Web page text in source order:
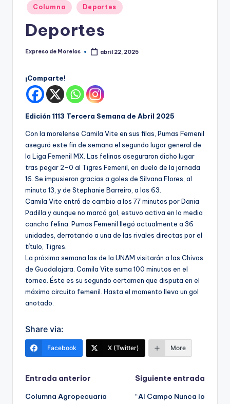
el
Publicado
en
Columna Deportes
Deportes
Publicado
Expreso de Morelos abril 22, 2025
¡Comparte!
Edición 1113 Tercera Semana de Abril 2025
Con la morelense Camila Vite en sus filas, Pumas Femenil
aseguró este fin de semana el segundo lugar general de
la Liga Femenil MX. Las felinas aseguraron dicho lugar
tras pegar 2-0 al Tigres Femenil, en duelo de la jornada
16. Se impusieron gracias a goles de Silvana Flores, al
minuto 13, y de Stephanie Barreiro, a los 63.
Camila Vite entró de cambio a los 77 minutos por Dania
Padilla y aunque no marcó gol, estuvo activa en la media
cancha felina. Pumas Femenil llegó actualmente a 36
unidades, derrotando a una de las rivales directas por el
título, Tigres.
La próxima semana las de la UNAM visitarán a las Chivas
de Guadalajara. Camila Vite suma 100 minutos en el
torneo. Éste es su segundo certamen que disputa en el
máximo circuito femenil. Hasta el momento lleva un gol
anotado.
Share via:
Facebook X (Twitter) More
Navegación
Entrada anterior
Columna Agropecuaria
Siguiente entrada
“Al Campo Nunca lo